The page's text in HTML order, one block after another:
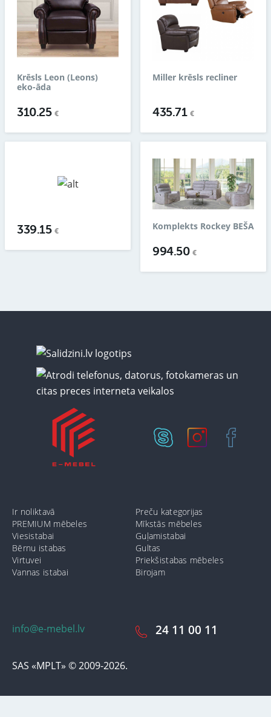
Krēsls Leon (Leons)
eko-āda
310.25€
Miller krēsls recliner
435.71€
339.15€ Komplekts Rockey BEŠA
994.50€
info@e-mebel.lv
SAS «MPLT» © 2009-2026.
24 11 00 11
Ir noliktavā
Preču kategorijas
PREMIUM mēbeles
Mīkstās mēbeles
Viesistabai
Guļamistabai
Bērnu istabas
Gultas
Virtuvei
Priekšistabas mēbeles
Vannas istabai
Birojam